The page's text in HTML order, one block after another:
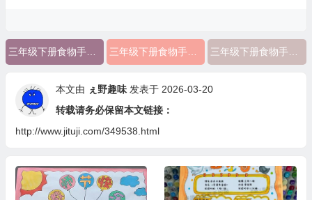
三年级下册食物手抄报简单又漂亮
本文由 ぇ野趣味发表于 2026-03-20
转载请务必保留本文链接：
http://www.jituji.com/349538.html